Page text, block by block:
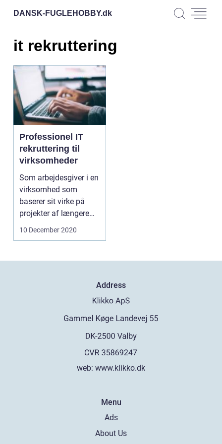
DANSK-FUGLEHOBBY.dk
it rekruttering
Professionel IT
rekruttering til
virksomheder
Som arbejdesgiver i en
virksomhed som
baserer sit virke på
projekter af længere
eller kortere varigh...
10 December 2020
Address
web: www.klikko.dk
Menu
Ads
About Us